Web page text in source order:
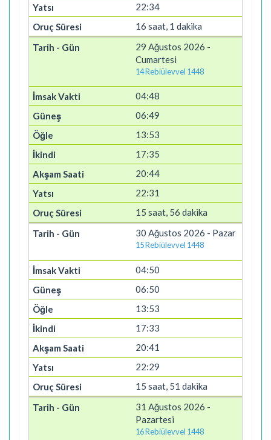
22:34
16 saat, 1 dakika
29 Ağustos 2026 -
Cumartesi
14 Rebiülevvel 1448
04:48
06:49
13:53
17:35
20:44
22:31
15 saat, 56 dakika
30 Ağustos 2026 - Pazar
15 Rebiülevvel 1448
04:50
06:50
13:53
17:33
20:41
22:29
15 saat, 51 dakika
31 Ağustos 2026 -
Pazartesi
16 Rebiülevvel 1448